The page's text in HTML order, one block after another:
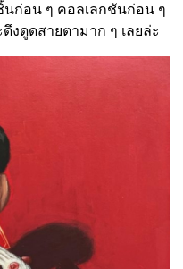
นก่อน ๆ คอลเลกชันก่อน ๆ
งดูดสายตามาก ๆ เลยล่ะ